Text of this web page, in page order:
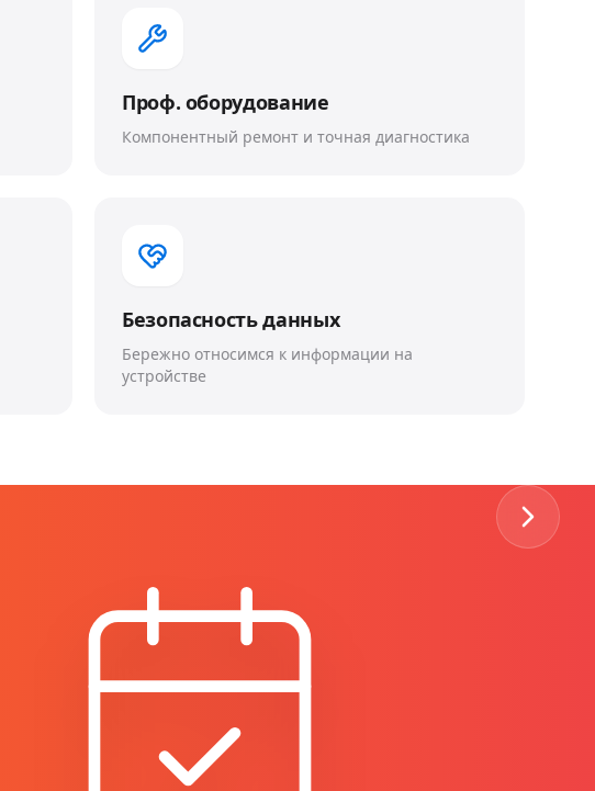
Проф. оборудование
Компонентный ремонт и точная диагностика
Безопасность данных
Бережно относимся к информации на
устройстве